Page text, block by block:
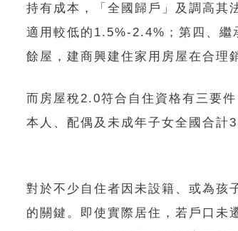
持有成本，「全國歸戶」及調高其
適用較低的1.5%-2.4%；第四、繼
餘屋，建商興建住家用房屋在合理
而房屋稅2.0符合自住資格有三要
本人、配偶及未成年子女全國合計
對於不少自住者因未設籍、或為孩
的關鍵。即使實際居住，若戶口未